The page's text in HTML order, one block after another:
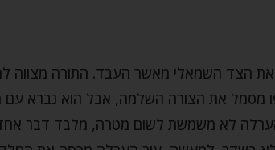
את הצד השמאלי מאשר העבד. התורה מצווה
מסמל את הצורה השלמה, אבל הוא נברא עם
לא משמשת לשום מטרה, מלבד דבר